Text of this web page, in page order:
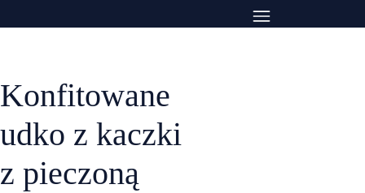
Konfitowane
udko z kaczki
z pieczoną